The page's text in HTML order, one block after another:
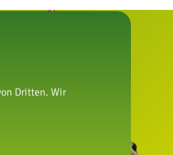
Dritten. Wir